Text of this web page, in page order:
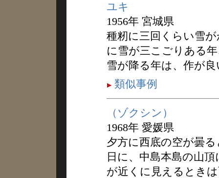
ユキ
1956年 宮城県
種籾に三回くらい雪
に雪が三こごりある
雪が降る年は、作が
類似事例
（ゾクシン）
1968年 愛媛県
夕方に西底の空が曇
日に、中島本島の山
が近くに見えるとき